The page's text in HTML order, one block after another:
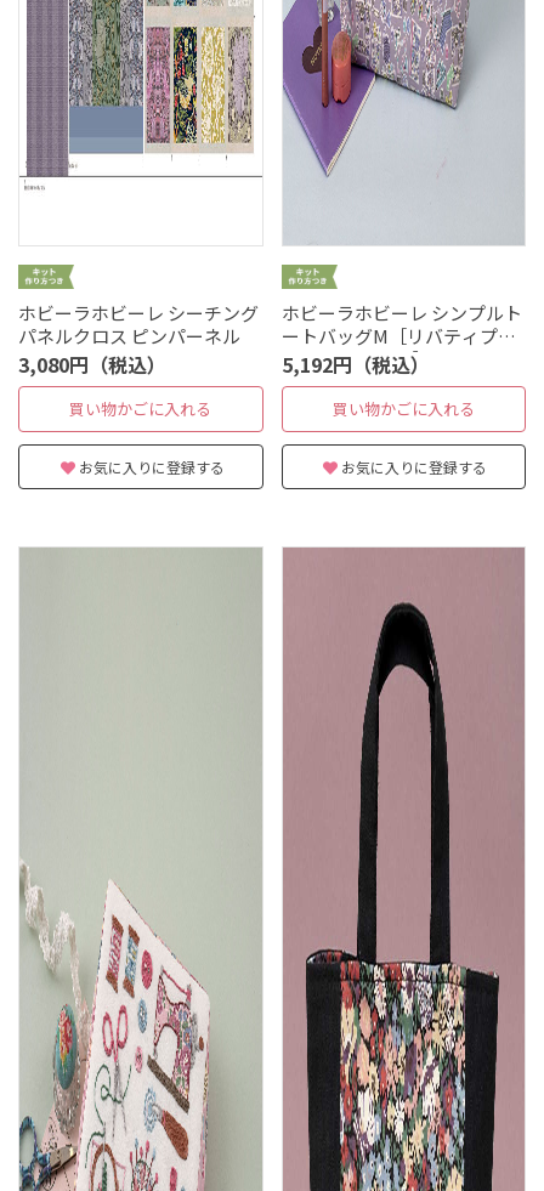
ホビーラホビーレ シーチング
パネルクロス ピンパーネル
3,080円（税込）
買い物かごに入れる
お気に入りに登録する
ホビーラホビーレ シンプルト
ートバッグM［リバティプリ
ント メルスリー］
5,192円（税込）
買い物かごに入れる
お気に入りに登録する